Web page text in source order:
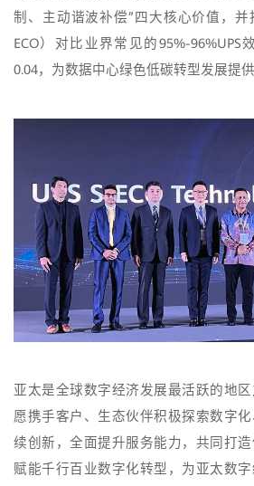
制、主动谐波补偿”四大核心价值，
ECO）对比业界常见的95%-96%UPS
0.04，为数据中心绿色低碳转型发展提供
亚太是全球数字经济发展最活跃的地
愿携手客户、生态伙伴积极探索数字
续创新，全面提升服务能力，共同打造
赋能千行百业数字化转型，为亚太数